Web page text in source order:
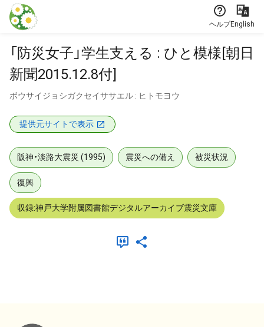
本文に飛ぶ
ヘルプEnglish
「防災女子」学生支える : ひと模様[朝日
新聞2015.12.8付]
ボウサイジョシガクセイササエル : ヒトモヨウ
提供元サイトで表示
阪神・淡路大震災 (1995) 震災への備え 被災状況
復興
収録:神戸大学附属図書館デジタルアーカイブ震災文庫